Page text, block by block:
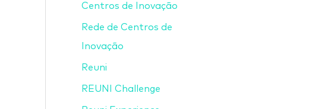
Centros de Inovação
Rede de Centros de
Inovação
Reuni
REUNI Challenge